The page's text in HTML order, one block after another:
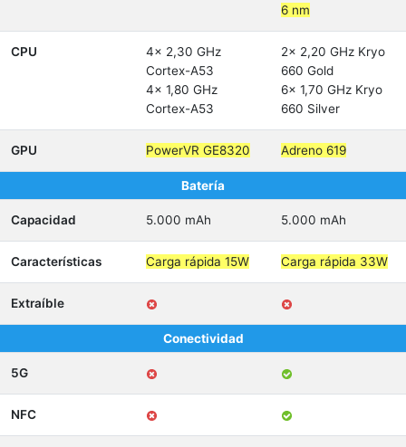
6 nm
CPU
4x 2,30 GHz
Cortex-A53
4x 1,80 GHz
Cortex-A53
2x 2,20 GHz Kryo
660 Gold
6x 1,70 GHz Kryo
660 Silver
GPU PowerVR GE8320 Adreno 619
Batería
Capacidad 5.000 mAh 5.000 mAh
Características Carga rápida 15W Carga rápida 33W
Extraíble
Conectividad
5G
NFC